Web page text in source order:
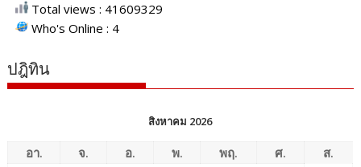
Total views : 41609329
Who's Online : 4
ปฎิทิน
สิงหาคม 2026
อา. จ. อ. พ. พฤ. ศ.
ส.